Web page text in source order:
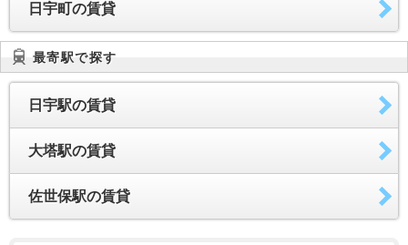
日宇町の賃貸
最寄駅で探す
日宇駅の賃貸
大塔駅の賃貸
佐世保駅の賃貸